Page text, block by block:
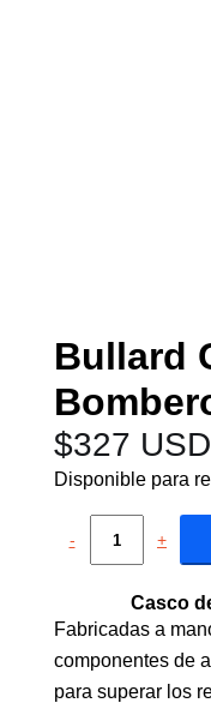
Bullard
$327 USD
Disponible para
- +
Casco
Fabricadas a
componentes de
para superar los